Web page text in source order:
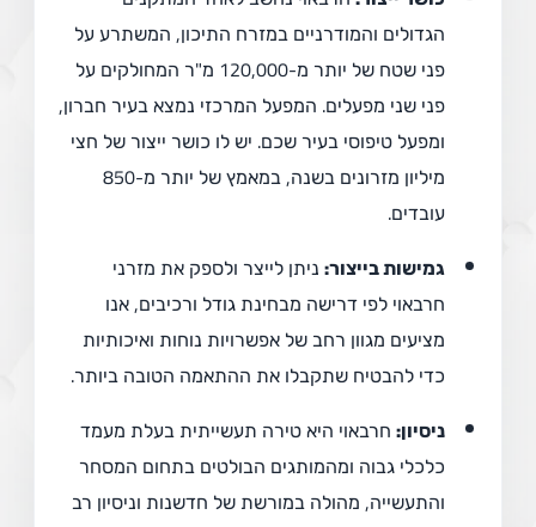
הגדולים והמודרניים במזרח התיכון, המשתרע על
פני שטח של יותר מ-120,000 מ"ר המחולקים על
פני שני מפעלים. המפעל המרכזי נמצא בעיר חברון,
ומפעל טיפוסי בעיר שכם. יש לו כושר ייצור של חצי
מיליון מזרונים בשנה, במאמץ של יותר מ-850
עובדים.
גמישות בייצור:ניתן לייצר ולספק את מזרני
חרבאוי לפי דרישה מבחינת גודל ורכיבים, אנו
מציעים מגוון רחב של אפשרויות נוחות ואיכותיות
כדי להבטיח שתקבלו את ההתאמה הטובה ביותר.
ניסיון:חרבאוי היא טירה תעשייתית בעלת מעמד
כלכלי גבוה ומהמותגים הבולטים בתחום המסחר
והתעשייה, מהולה במורשת של חדשנות וניסיון רב